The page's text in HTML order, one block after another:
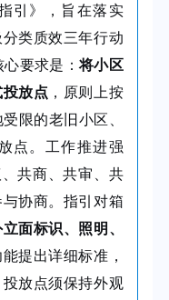
引》，旨在落实
分类质效三年行动
要求是：将小区
放点 ，原则上按
限的老旧小区、
点。工作推进强
共商、共审、共
协商。指引对箱
面标识、照明、
提出详细标准，
放点须保持外观